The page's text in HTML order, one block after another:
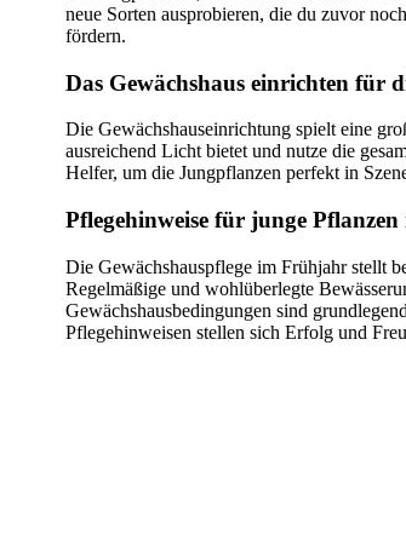
neue Sorten ausprobieren, die du zuvor
fördern.
Das Gewächshaus einrichten für
Die Gewächshauseinrichtung spielt eine
ausreichend Licht bietet und nutze die
Helfer, um die Jungpflanzen perfekt in
Pflegehinweise für junge
Die Gewächshauspflege im Frühjahr stellt
Regelmäßige und wohlüberlegte
Gewächshausbedingungen sind
Pflegehinweisen stellen sich Erfolg und